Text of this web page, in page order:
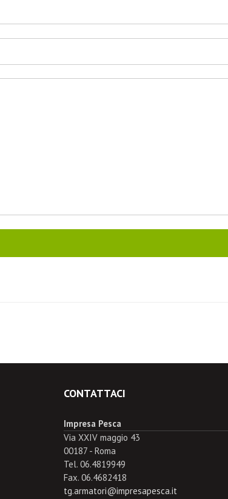
CONTATTACI
Impresa Pesca
Via XXIV maggio 43
00187 - Roma
Tel. 06.4819949
Fax. 06.4682418
tg.armatori@impresapesca.it